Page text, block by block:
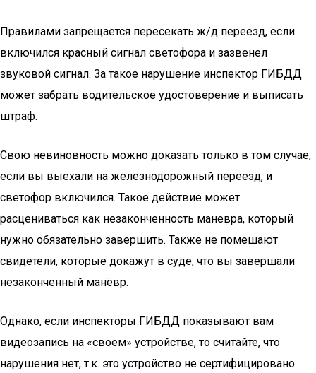
Правилами запрещается пересекать ж/д переезд, если
включился красный сигнал светофора и зазвенел
звуковой сигнал. За такое нарушение инспектор ГИБДД
может забрать водительское удостоверение и выписать
штраф.
Свою невиновность можно доказать только в том случае,
если вы выехали на железнодорожный переезд, и
светофор включился. Такое действие может
расцениваться как незаконченность маневра, который
нужно обязательно завершить. Также не помешают
свидетели, которые докажут в суде, что вы завершали
незаконченный манёвр.
Однако, если инспекторы ГИБДД показывают вам
видеозапись на «своем» устройстве, то считайте, что
нарушения нет, т.к. это устройство не сертифицировано